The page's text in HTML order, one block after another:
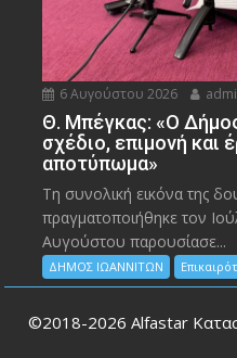
6 Αυγούστου 2026
Θ. Μπέγκας: «Ο
σχέδιο, επιμονή και
αποτύπωμα»
Τη συνολική εικόνα της
πραγματοποιήθηκε τον
Αυγούστου παρουσίασε...
ΔΗΜΟΣ ΙΩΑΝΝΙΤΩΝ
©2018-2026 Alfastar